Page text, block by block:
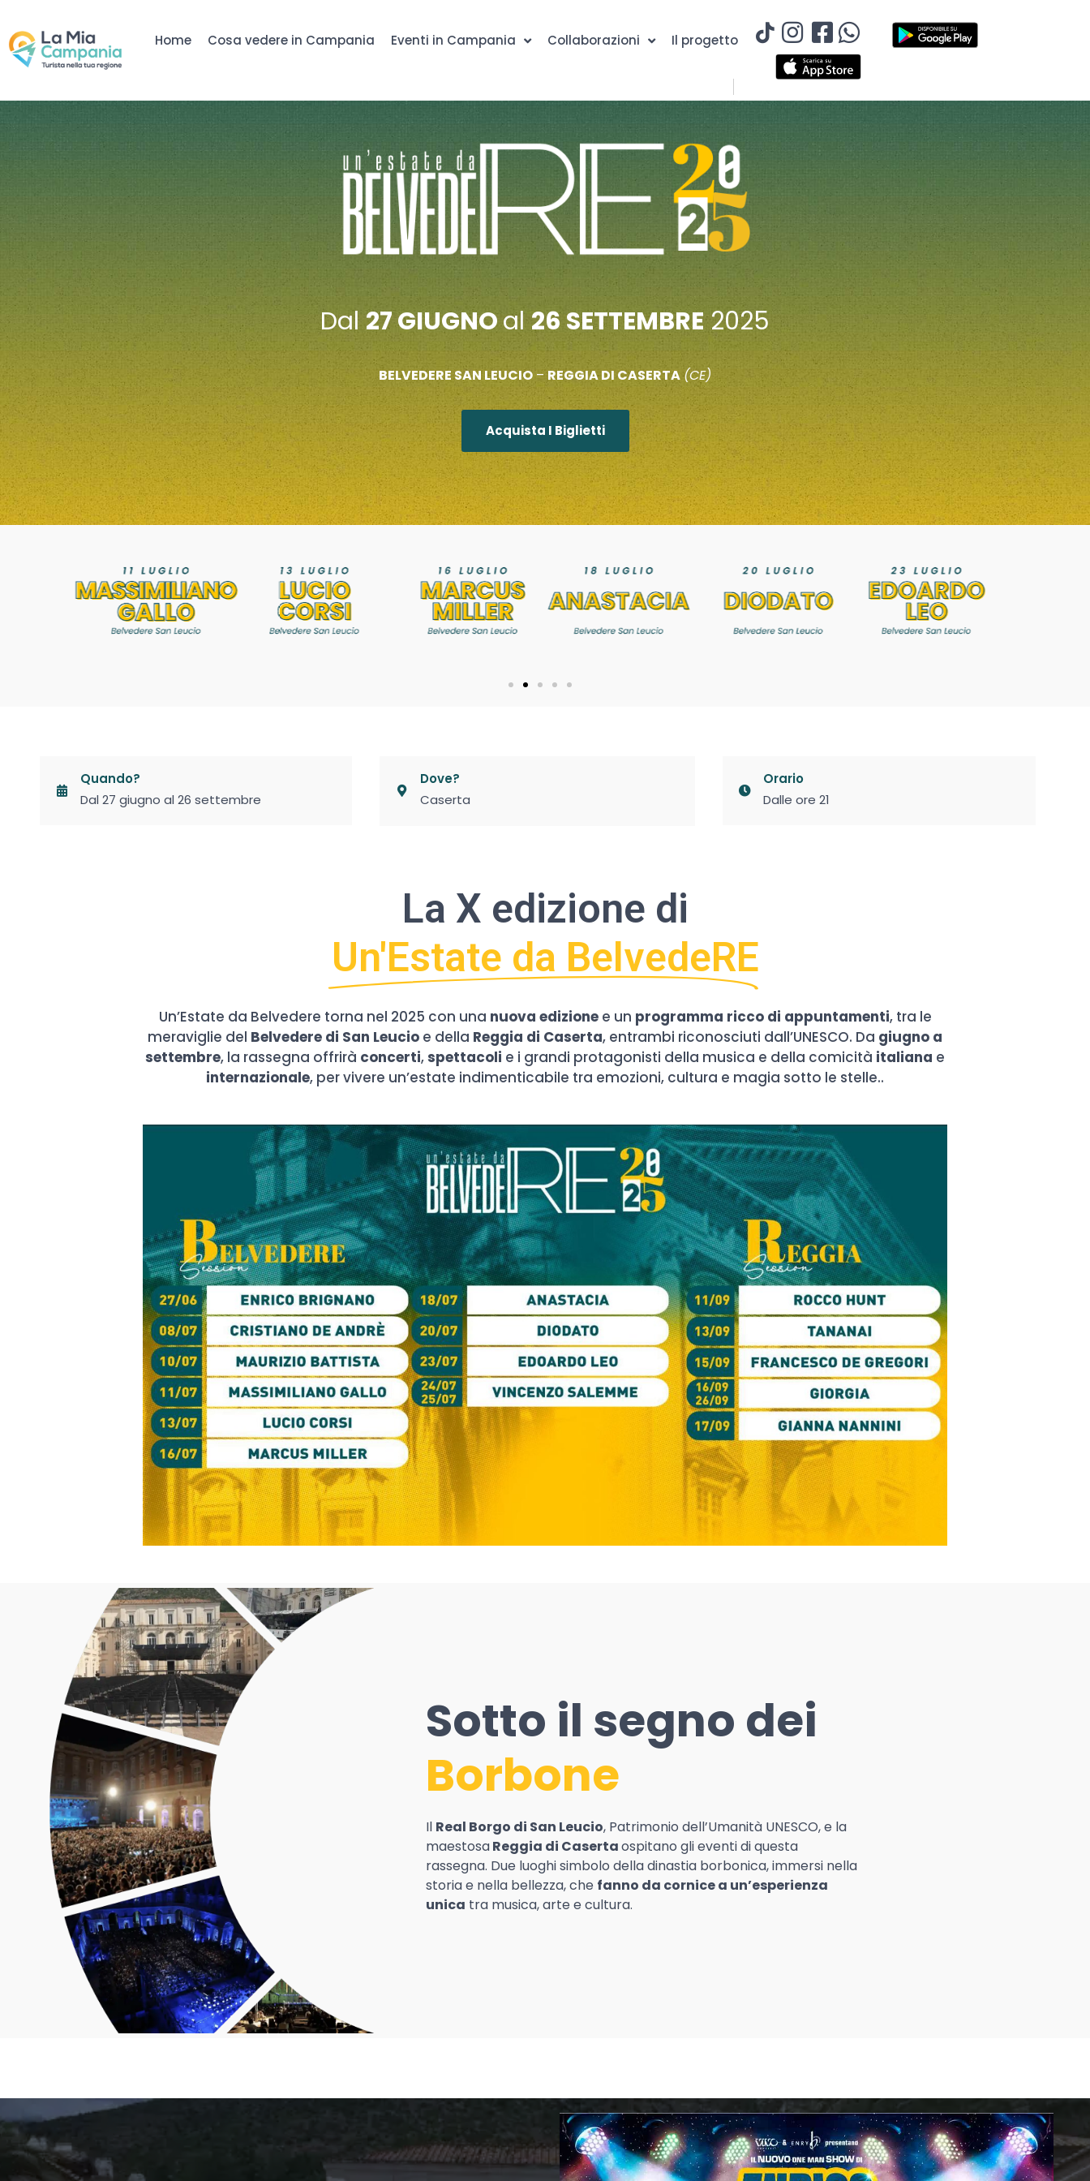
Home Cosa vedere in Campania Eventi in Campania Collaborazioni Il progetto
Dal 27 GIUGNOal26 SETTEMBRE2025
BELVEDERE SAN LEUCIO – REGGIA DI CASERTA (CE)
Acquista I Biglietti
Quando?
Dal 27 giugno al 26 settembre
Dove?
Caserta
Orario
Dalle ore 21
La X edizione di
Un'Estate da BelvedeRE
Un’Estate da Belvedere torna nel 2025 con una nuova edizionee un programma ricco di appuntamenti, tra le
meraviglie del Belvedere di San Leucio e della Reggia di Caserta, entrambi riconosciuti dall’UNESCO. Da giugno a
settembre, la rassegna offrirà concerti,spettacoli e i grandi protagonisti della musica e della comicità italiana e
internazionale, per vivere un’estate indimenticabile tra emozioni, cultura e magia sotto le stelle..
Sotto il segno dei
Borbone
Il Real Borgo di San Leucio, Patrimonio dell’Umanità UNESCO, e la
maestosaReggia di Casertaospitano gli eventi di questa
rassegna. Due luoghi simbolo della dinastia borbonica, immersi nella
storia e nella bellezza, che fanno da cornice a un’esperienza
unica tra musica, arte e cultura.